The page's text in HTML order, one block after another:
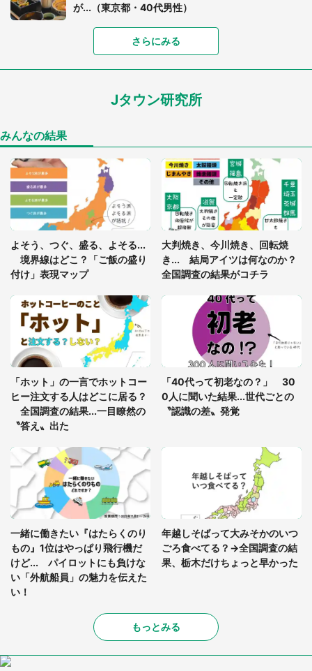
が...（東京都・40代男性）
「富豪すぎ」1歳息子の〝店頭駄々こね〟の内容に1.
7万人驚がく 「お菓子売り場ならまだしも...」「ハ
ードル高い」
「閉所恐怖症の私は新幹線で大パニック。隣席の青
「ゾワゾワする」「本当に気持ち悪い」 道端でバ
グっちゃってた〝野生の野菜〟に6.5万人戦慄
座布団だろ」「食パンの耳」と1.4万人困惑
っ暗な道で遭難状態。なんとか見つけた民家に助け
を求めると、住人の男性が...」
「孫にあげると思って、あなたにこれをあげる」
真夏の山道で見知らぬお婆さんに握らされたもの
（山口県・30代女性）
さらにみる
Jタウン研究所
みんなの結果
よそう、つぐ、盛る、よそる...
境界線はどこ？「ご飯の盛り
付け」表現マップ
大判焼き、今川焼き、回転焼
き... 結局アイツは何なのか？
全国調査の結果がコチラ
「ホット」の一言でホットコー
ヒー注文する人はどこに居る？
全国調査の結果...一目瞭然の
〝答え〟出た
「40代って初老なの？」 30
0人に聞いた結果...世代ごとの
〝認識の差〟発覚
一緒に働きたい『はたらくのり
もの』1位はやっぱり飛行機だ
けど... パイロットにも負けな
い「外航船員」の魅力を伝えた
い！
年越しそばって大みそかのいつ
ごろ食べてる？→全国調査の結
果、栃木だけちょっと早かった
もっとみる